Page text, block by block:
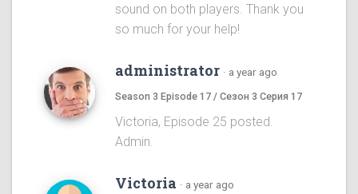
sound on both players. Thank you
so much for your help!
administrator · a year ago
Season 3 Episode 17 / Сезон 3 Серия 17
Victoria, Episode 25 posted.
Admin.
Victoria · a year ago